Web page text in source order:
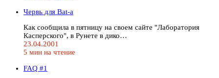
Червь для Bat-а
Как сообщила в пятницу на своем сайте "Лаборатория
Касперского", в Рунете в дико…
23.04.2001
5 мин на чтение
FAQ #1